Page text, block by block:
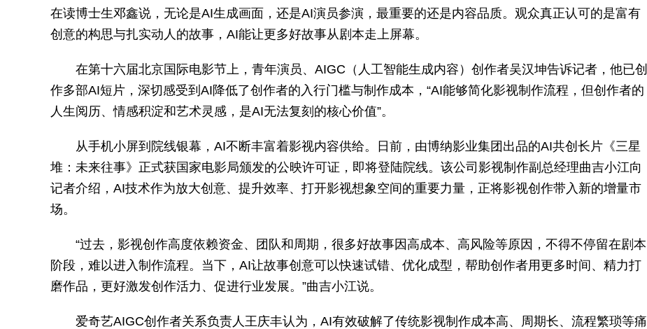
在读博士生邓鑫说，无论是AI生成画面，还是AI演员参演，最重要的还是内容品质。观众真正认可的是富有
创意的构思与扎实动人的故事，AI能让更多好故事从剧本走上屏幕。
在第十六届北京国际电影节上，青年演员、AIGC（人工智能生成内容）创作者吴汉坤告诉记者，他已创
作多部AI短片，深切感受到AI降低了创作者的入行门槛与制作成本，“AI能够简化影视制作流程，但创作者的
人生阅历、情感积淀和艺术灵感，是AI无法复刻的核心价值”。
从手机小屏到院线银幕，AI不断丰富着影视内容供给。日前，由博纳影业集团出品的AI共创长片《三星
堆：未来往事》正式获国家电影局颁发的公映许可证，即将登陆院线。该公司影视制作副总经理曲吉小江向
记者介绍，AI技术作为放大创意、提升效率、打开影视想象空间的重要力量，正将影视创作带入新的增量市
场。
“过去，影视创作高度依赖资金、团队和周期，很多好故事因高成本、高风险等原因，不得不停留在剧本
阶段，难以进入制作流程。当下，AI让故事创意可以快速试错、优化成型，帮助创作者用更多时间、精力打
磨作品，更好激发创作活力、促进行业发展。”曲吉小江说。
爱奇艺AIGC创作者关系负责人王庆丰认为，AI有效破解了传统影视制作成本高、周期长、流程繁琐等痛